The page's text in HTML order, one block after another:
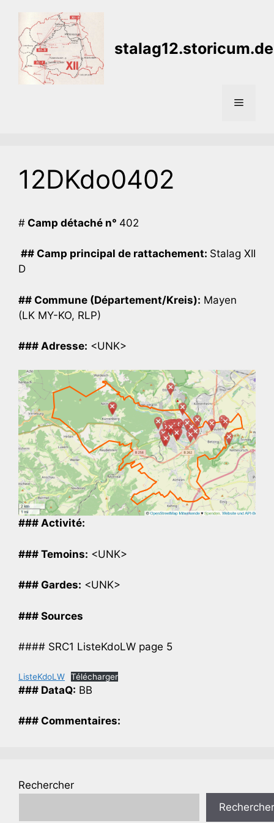
contenu
stalag12.storicum.de
Menu
12DKdo0402
# Camp détaché n° 402
## Camp principal de rattachement: Stalag XII
D
## Commune (Département/Kreis): Mayen
(LK MY-KO, RLP)
### Adresse: <UNK>
### Activité:
### Temoins: <UNK>
### Gardes: <UNK>
### Sources
#### SRC1 ListeKdoLW page 5
ListeKdoLW Télécharger
### DataQ: BB
### Commentaires:
Rechercher
Rechercher